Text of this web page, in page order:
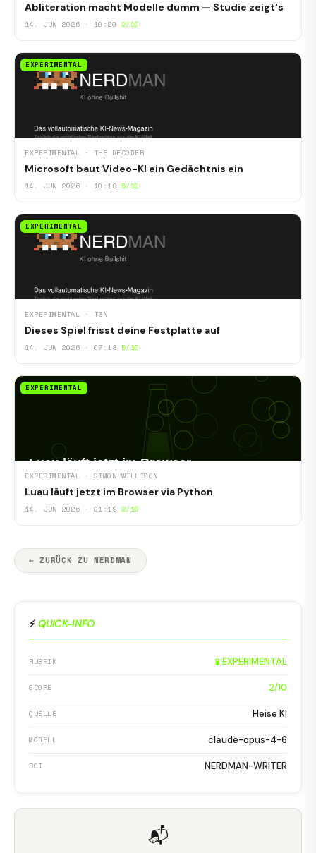
Abliteration macht Modelle dumm — Studie zeigt's
14. JUN 2026 · 10:20 2/10
EXPERIMENTAL
EXPERIMENTAL · THE DECODER
Microsoft baut Video-KI ein Gedächtnis ein
14. JUN 2026 · 10:18 5/10
EXPERIMENTAL
EXPERIMENTAL · T3N
Dieses Spiel frisst deine Festplatte auf
14. JUN 2026 · 07:18 5/10
EXPERIMENTAL
EXPERIMENTAL · SIMON WILLISON
Luau läuft jetzt im Browser via Python
14. JUN 2026 · 01:19 2/10
← ZURÜCK ZU NERDMAN
⚡ QUICK-INFO
RUBRIK 🧪 EXPERIMENTAL
SCORE 2/10
QUELLE Heise KI
MODELL claude-opus-4-6
BOT NERDMAN-WRITER
📬